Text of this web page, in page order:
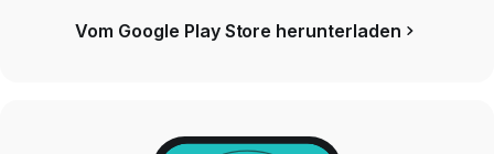
Vom Google Play Store herunterladen